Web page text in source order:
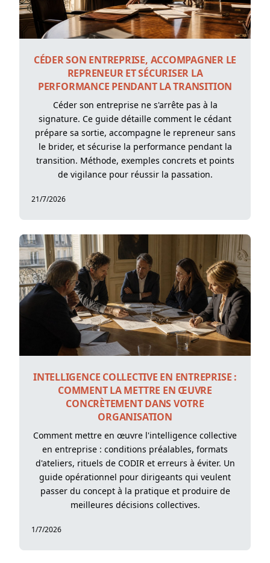
CÉDER SON ENTREPRISE, ACCOMPAGNER LE
REPRENEUR ET SÉCURISER LA
PERFORMANCE PENDANT LA TRANSITION
Céder son entreprise ne s'arrête pas à la
signature. Ce guide détaille comment le cédant
prépare sa sortie, accompagne le repreneur sans
le brider, et sécurise la performance pendant la
transition. Méthode, exemples concrets et points
de vigilance pour réussir la passation.
21/7/2026
INTELLIGENCE COLLECTIVE EN ENTREPRISE :
COMMENT LA METTRE EN ŒUVRE
CONCRÈTEMENT DANS VOTRE
ORGANISATION
Comment mettre en œuvre l'intelligence collective
en entreprise : conditions préalables, formats
d'ateliers, rituels de CODIR et erreurs à éviter. Un
guide opérationnel pour dirigeants qui veulent
passer du concept à la pratique et produire de
meilleures décisions collectives.
1/7/2026